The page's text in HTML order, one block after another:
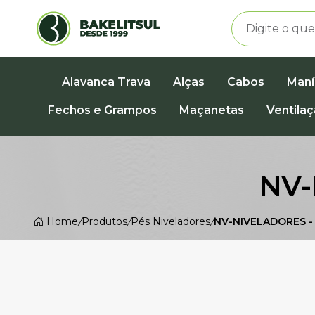
Alavanca Trava Alças Cabos
Fechos e Grampos Maçanetas
Home/Produtos/Pés Niveladores/NV-NIVELADORES